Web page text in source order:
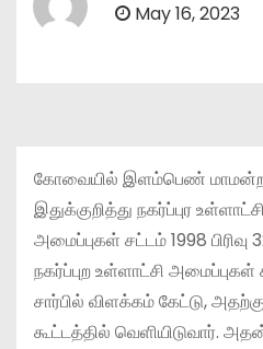
May 16, 2023
கோவையில் இளம்பெண் மாமன்ற
இதுக்குறித்து நகர்ப்புர
அமைப்புகள் சட்டம் 1998
நகர்ப்புற உள்ளாட்சி அமைப்புகள்
சார்பில் விளக்கம் கேட்டு,
கூட்டத்தில் வெளியிடுவார்.